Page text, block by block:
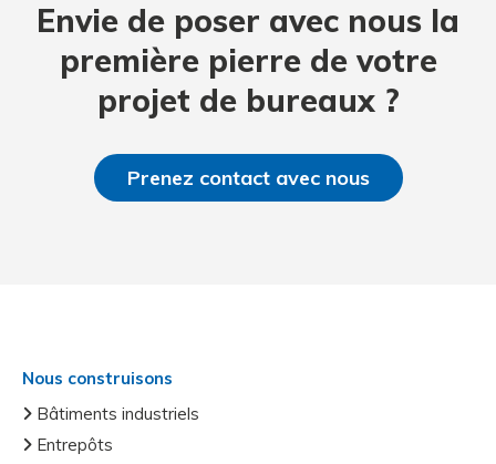
Envie de poser avec nous la
première pierre de votre
projet de bureaux ?
Prenez contact avec nous
Nous construisons
Bâtiments industriels
Entrepôts